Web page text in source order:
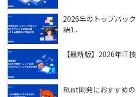
2026年のトップバッ
語1...
【最新版】2026年IT
Rust開発におすすめ